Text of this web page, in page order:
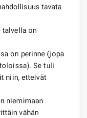
tavata
talvella on
on perinne (jopa
Se tuli
niin, etteivät
niemimaan
vähän